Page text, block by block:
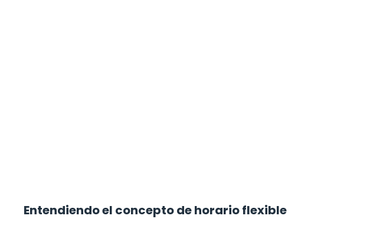
Entendiendo el concepto de horario flexible